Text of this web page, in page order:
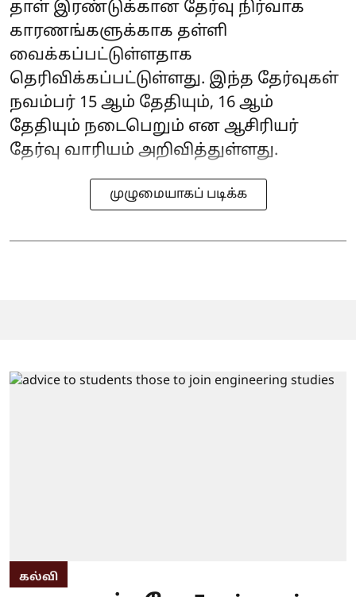
தாள் இரண்டுக்கான தேர்வு நிர்வாக
காரணங்களுக்காக தள்ளி
வைக்கப்பட்டுள்ளதாக
தெரிவிக்கப்பட்டுள்ளது. இந்த தேர்வுகள்
நவம்பர் 15 ஆம் தேதியும், 16 ஆம்
தேதியும் நடைபெறும் என ஆசிரியர்
தேர்வு வாரியம் அறிவித்துள்ளது.
முழுமையாகப் படிக்க
கல்வி